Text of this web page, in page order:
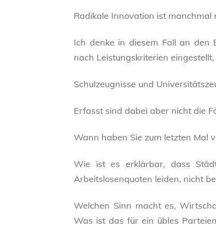
Radikale Innovation ist
Ich denke in diesem Fall an den
nach Leistungskriterien
Schulzeugnisse und
Erfasst sind dabei aber nicht die
Wann haben Sie zum letzten Mal
Wie ist es erklärbar, dass
Arbeitslosenquoten leiden, nicht
Welchen Sinn macht es,
Was ist das für ein übles